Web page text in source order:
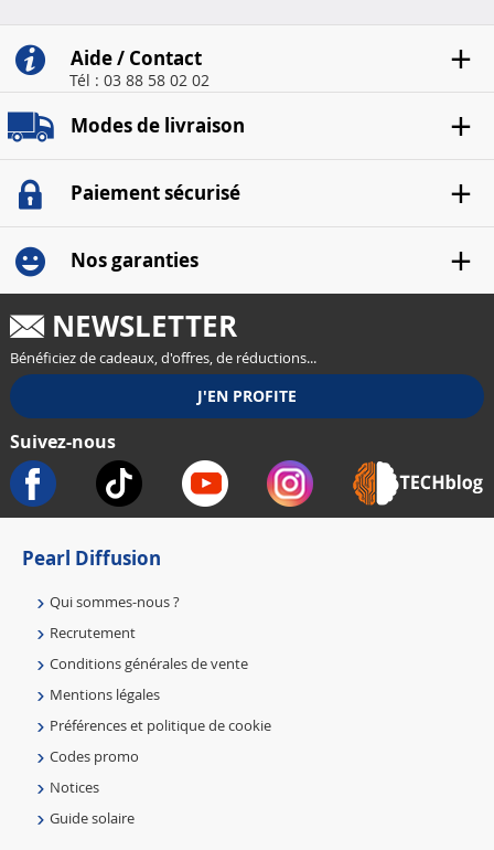
Aide / Contact
Tél : 03 88 58 02 02
Modes de livraison
Paiement sécurisé
Nos garanties
NEWSLETTER
Bénéficiez de cadeaux, d'offres, de réductions...
Suivez-nous
Pearl Diffusion
Qui sommes-nous ?
Recrutement
Conditions générales de vente
Mentions légales
Préférences et politique de cookie
Codes promo
Notices
Guide solaire